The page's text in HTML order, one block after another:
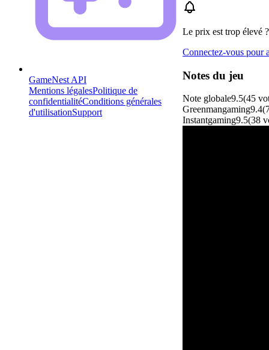
GameNest API
Mentions légalesPolitique de
confidentialitéConditions générales
d'utilisationSupport
Le prix est trop élevé
Connectez-vous pour
Notes du jeu
Note globale9.5(45
Greenmangaming9.4(
Instantgaming9.5(38